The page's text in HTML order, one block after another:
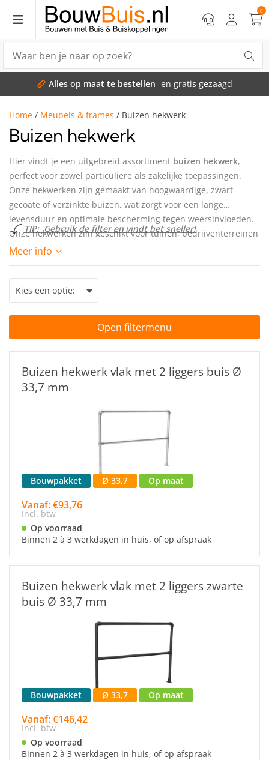
0
Snelle bezorging
Home / Meubels & frames / Buizen hekwerk
Buizen hekwerk
Hier vindt je een uitgebreid assortiment buizen hekwerk,
perfect voor zowel particuliere als zakelijke toepassingen.
Onze hekwerken zijn gemaakt van hoogwaardige, zwart
gecoate of verzinkte buizen, wat zorgt voor een lange
levensduur en optimale bescherming tegen weersinvloeden.
Onze hekwerken zijn geschikt voor tuinen, bedrijventerreinen
en openbare ruimtes. Kies uit onze
geheel zelf op maat te configureren.
TIP: Gebruik de filter en vindt het sneller!
Meer info
Open filtermenu
Buizen hekwerk vlak met 2 liggers buis Ø
33,7 mm
Bouwpakket Ø 33,7 Op maat
Vanaf: €93,76
Incl. btw
Op voorraad
Binnen 2 à 3 werkdagen in huis, of op afspraak
Buizen hekwerk vlak met 2 liggers zwarte
buis Ø 33,7 mm
Bouwpakket Ø 33,7 Op maat
Vanaf: €146,42
Incl. btw
Op voorraad
Binnen 2 à 3 werkdagen in huis, of op afspraak